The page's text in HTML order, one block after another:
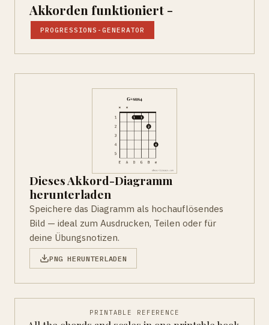
Akkorden funktioniert -
PROGRESSIONS-GENERATOR
Dieses Akkord-Diagramm
herunterladen
Speichere das Diagramm als hochauflösendes
Bild — ideal zum Ausdrucken, Teilen oder für
deine Übungsnotizen.
PNG HERUNTERLADEN
PRINTABLE REFERENCE